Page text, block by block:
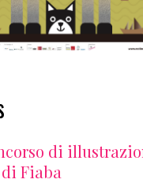
di
Fiaba